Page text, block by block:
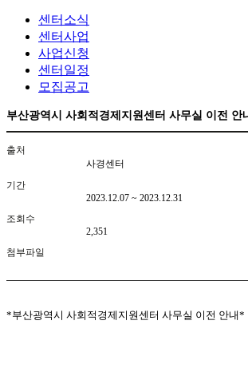
센터소식
센터사업
사업신청
센터일정
모집공고
부산광역시 사회적경제지원센터 사무실 이전 안
출처
사경센터
기간
2023.12.07 ~ 2023.12.31
조회수
2,351
첨부파일
*부산광역시 사회적경제지원센터 사무실 이전 안내*